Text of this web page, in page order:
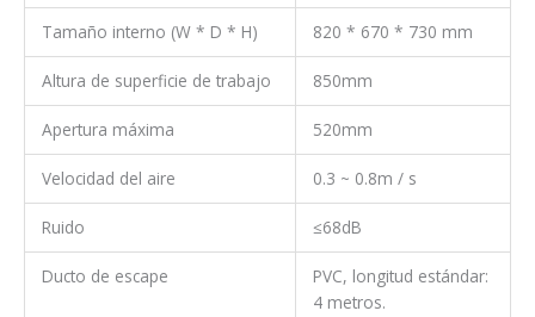
Tamaño interno (W * D * H) 820 * 670 * 730 mm
Altura de superficie de trabajo 850mm
Apertura máxima 520mm
Velocidad del aire 0.3 ~ 0.8m / s
Ruido ≤68dB
Ducto de escape
PVC, longitud estándar:
4 metros.